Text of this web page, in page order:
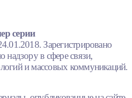
серии
Зарегистрировано
в сфере связи,
и массовых коммуникаций.